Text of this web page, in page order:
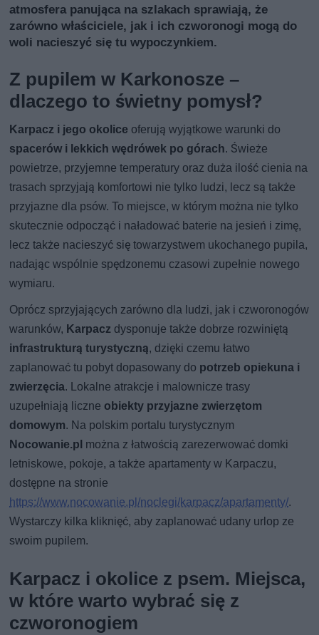
atmosfera panująca na szlakach sprawiają, że
zarówno właściciele, jak i ich czworonogi mogą do
woli nacieszyć się tu wypoczynkiem.
Z pupilem w Karkonosze –
dlaczego to świetny pomysł?
Karpacz i jego okolice oferują wyjątkowe warunki do
spacerów i lekkich wędrówek po górach. Świeże
powietrze, przyjemne temperatury oraz duża ilość cienia na
trasach sprzyjają komfortowi nie tylko ludzi, lecz są także
przyjazne dla psów. To miejsce, w którym można nie tylko
skutecznie odpocząć i naładować baterie na jesień i zimę,
lecz także nacieszyć się towarzystwem ukochanego pupila,
nadając wspólnie spędzonemu czasowi zupełnie nowego
wymiaru.
Oprócz sprzyjających zarówno dla ludzi, jak i czworonogów
warunków, Karpacz dysponuje także dobrze rozwiniętą
infrastrukturą turystyczną, dzięki czemu łatwo
zaplanować tu pobyt dopasowany do potrzeb opiekuna i
zwierzęcia. Lokalne atrakcje i malownicze trasy
uzupełniają liczne obiekty przyjazne zwierzętom
domowym. Na polskim portalu turystycznym
Nocowanie.pl można z łatwością zarezerwować domki
letniskowe, pokoje, a także apartamenty w Karpaczu,
dostępne na stronie
https://www.nocowanie.pl/noclegi/karpacz/apartamenty/.
Wystarczy kilka kliknięć, aby zaplanować udany urlop ze
swoim pupilem.
Karpacz i okolice z psem. Miejsca,
w które warto wybrać się z
czworonogiem